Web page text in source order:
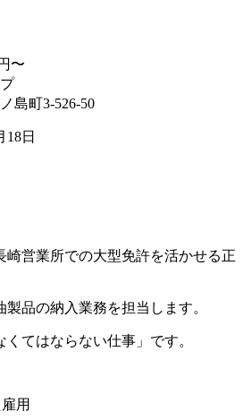
〜
島町3-526-50
18日
営業所での大型免許を活かせる正
品の納入業務を担当します。
てはならない仕事」です。
用